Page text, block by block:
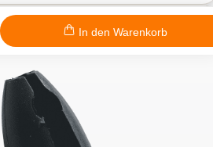
In den Warenkorb